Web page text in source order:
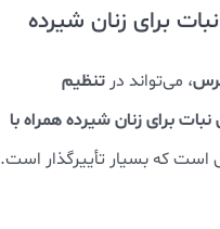
، می‌تواند در تنظیم
برای زنان شیرده همراه با
که بسیار تأییرگذار است.